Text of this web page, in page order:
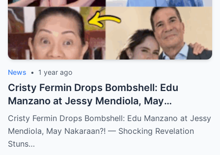
News • 1 year ago
Cristy Fermin Drops Bombshell: Edu
Manzano at Jessy Mendiola, May
Nakaraan?! — Shocking Revelation Stuns
Showbiz Fans!
Cristy Fermin Drops Bombshell: Edu Manzano at Jessy
Mendiola, May Nakaraan?! — Shocking Revelation
Stuns…